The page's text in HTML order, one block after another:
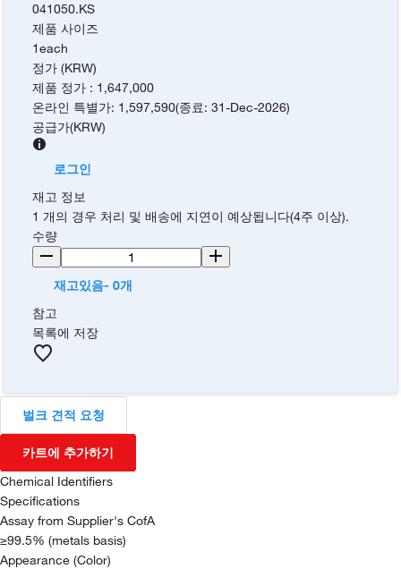
041050.KS
제품 사이즈
1each
정가 (KRW)
제품 정가 : 1,647,000
온라인 특별가: 1,597,590(종료:31-Dec-2026)
공급가(KRW)
로그인
재고 정보
1 개의 경우 처리 및 배송에 지연이 예상됩니다(4주 이상).
수량
재고있음- 0개
참고
목록에 저장
벌크 견적 요청
카트에 추가하기
Chemical Identifiers
Specifications
Assay from Supplier's CofA
≥99.5% (metals basis)
Appearance (Color)